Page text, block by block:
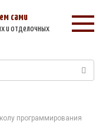
сами
и отделочных
программирования